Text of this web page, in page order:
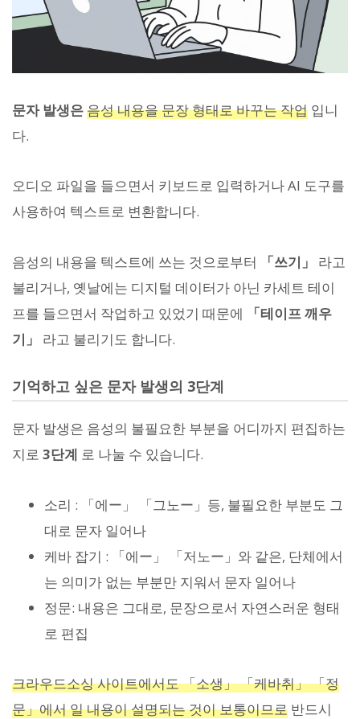
문자 발생은음성 내용을 문장 형태로 바꾸는 작업 입니
다.
오디오 파일을 들으면서 키보드로 입력하거나 AI 도구를
사용하여 텍스트로 변환합니다.
음성의 내용을 텍스트에 쓰는 것으로부터 「쓰기」
라고
불리거나, 옛날에는 디지털 데이터가 아닌 카세트 테이
프를 들으면서 작업하고 있었기 때문에
「테이프 깨우
기」
라고 불리기도 합니다.
기억하고 싶은 문자 발생의 3단계
문자 발생은 음성의 불필요한 부분을 어디까지 편집하는
지로 3단계 로 나눌 수 있습니다.
소리 : 「에ー」 「그노ー」등, 불필요한 부분도 그
대로 문자 일어나
케바 잡기 : 「에ー」 「저노ー」와 같은, 단체에서
는 의미가 없는 부분만 지워서 문자 일어나
정문: 내용은 그대로, 문장으로서 자연스러운 형태
로 편집
크라우드소싱 사이트에서도 「소생」 「케바취」 「정
문」에서 일 내용이 설명되는 것이 보통이므로 반드시